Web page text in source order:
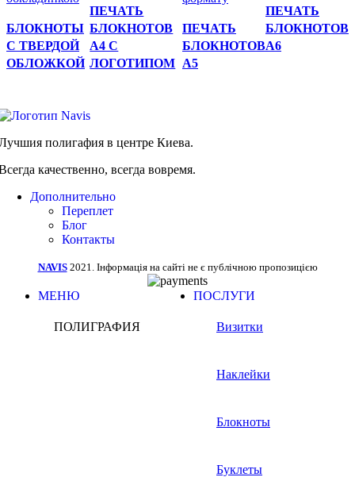
просмотр
БЛОКНОТЫ
С ТВЕРДОЙ
ОБЛОЖКОЙ
просмотр
ПЕЧАТЬ
БЛОКНОТОВ
А4 С
ЛОГОТИПОМ
просмотр
ПЕЧАТЬ
БЛОКНОТОВ
А5
просмотр
ПЕЧАТЬ
БЛОКНОТОВ
А6
полигафия в центре Киева.
качественно, всегда вовремя.
Дополнительно
Переплет
Блог
Контакты
NAVIS 2021. Інформація на сайті не є публічною пропозицією
МЕНЮ ПОСЛУГИ
ПОЛИГРАФИЯ Визитки
Наклейки
Блокноты
Буклеты